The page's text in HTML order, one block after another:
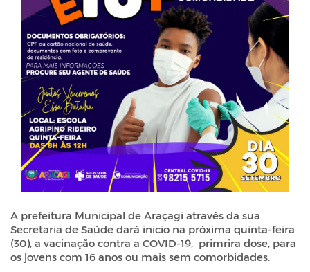
A prefeitura Municipal de Araçagi através da sua
Secretaria de Saúde dará inicio na próxima quinta-feira
(30), a vacinação contra a COVID-19, primrira dose, para
os jovens com 16 anos ou mais sem comorbidades.